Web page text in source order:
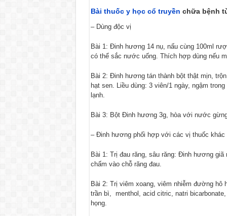
Bài thuốc y học cổ truyền chữa bệnh
– Dùng độc vị
Bài 1: Đinh hương 14 nụ, nấu cùng 100ml
có thể sắc nước uống. Thích hợp dùng nếu
Bài 2: Đinh hương tán thành bột thật mịn,
hạt sen. Liều dùng: 3 viên/1 ngày, ngậm
lạnh.
Bài 3: Bột Đinh hương 3g, hòa với nước
– Đinh hương phối hợp với các vị thuốc khác
Bài 1: Trị đau răng, sâu răng: Đinh hương
chấm vào chỗ răng đau.
Bài 2: Trị viêm xoang, viêm nhiễm đường hô
trần bì, menthol, acid citric, natri
họng.